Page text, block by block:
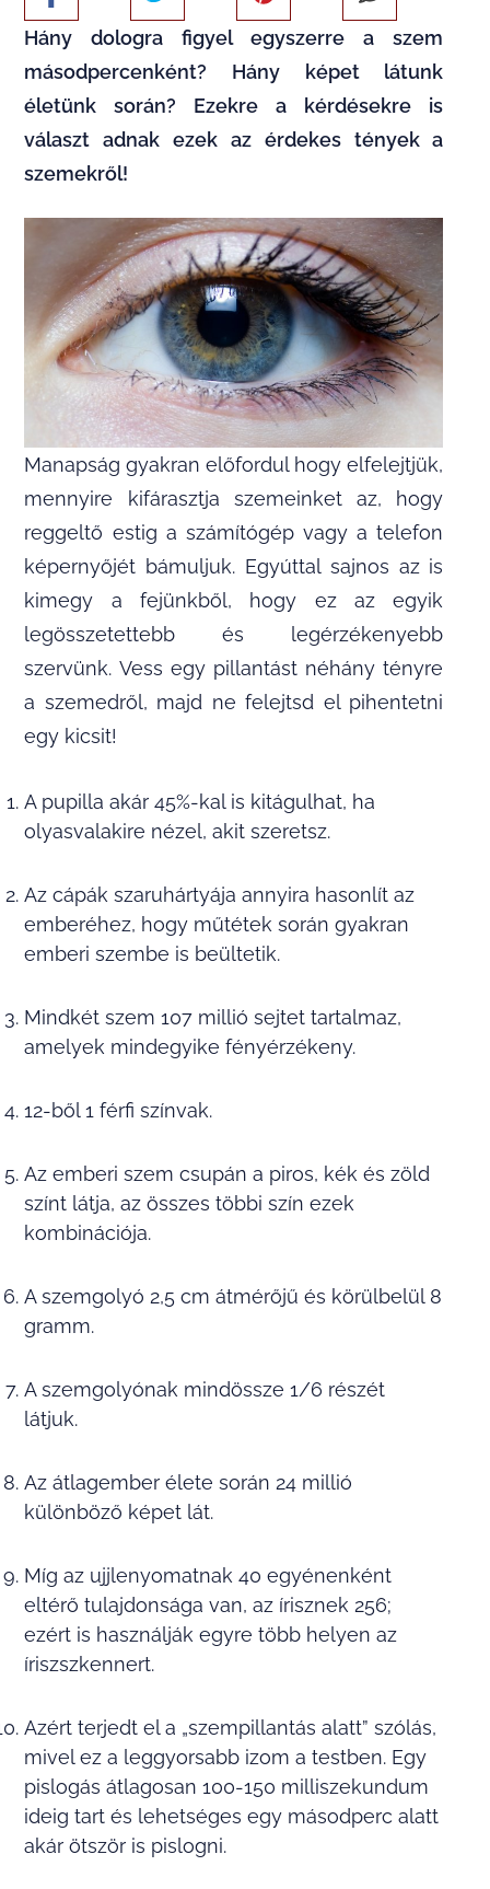
Hány dologra figyel egyszerre a szem
másodpercenként? Hány képet látunk
életünk során? Ezekre a kérdésekre is
választ adnak ezek az érdekes tények a
szemekről!
Manapság gyakran előfordul hogy elfelejtjük,
mennyire kifárasztja szemeinket az, hogy
reggeltő estig a számítógép vagy a telefon
képernyőjét bámuljuk. Egyúttal sajnos az is
kimegy a fejünkből, hogy ez az egyik
legösszetettebb és legérzékenyebb
szervünk. Vess egy pillantást néhány tényre
a szemedről, majd ne felejtsd el pihentetni
egy kicsit!
A pupilla akár 45%-kal is kitágulhat, ha
olyasvalakire nézel, akit szeretsz.
Az cápák szaruhártyája annyira hasonlít az
emberéhez, hogy műtétek során gyakran
emberi szembe is beültetik.
Mindkét szem 107 millió sejtet tartalmaz,
amelyek mindegyike fényérzékeny.
12-ből 1 férfi színvak.
Az emberi szem csupán a piros, kék és zöld
színt látja, az összes többi szín ezek
kombinációja.
A szemgolyó 2,5 cm átmérőjű és körülbelül 8
gramm.
A szemgolyónak mindössze 1/6 részét
látjuk.
Az átlagember élete során 24 millió
különböző képet lát.
Míg az ujjlenyomatnak 40 egyénenként
eltérő tulajdonsága van, az írisznek 256;
ezért is használják egyre több helyen az
íriszszkennert.
Azért terjedt el a „szempillantás alatt” szólás,
mivel ez a leggyorsabb izom a testben. Egy
pislogás átlagosan 100-150 milliszekundum
ideig tart és lehetséges egy másodperc alatt
akár ötször is pislogni.